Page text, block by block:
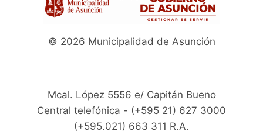
© 2026 Municipalidad de Asunción
Mcal. López 5556 e/ Capitán Bueno
Central telefónica - (+595 21) 627 3000
(+595.021) 663 311 R.A.